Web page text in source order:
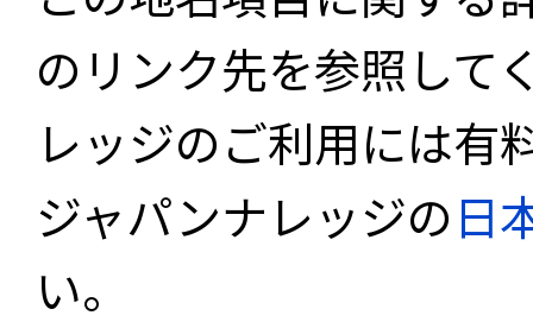
のリンク先を参照して
レッジのご利用には有
ジャパンナレッジの日
い。